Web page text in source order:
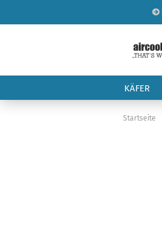
KÄFER
Startseite